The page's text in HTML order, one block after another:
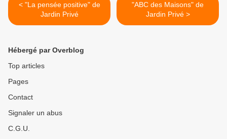
< "La pensée positive" de
Jardin Privé
"ABC des Maisons" de
Jardin Privé >
Hébergé par Overblog
Top articles
Pages
Contact
Signaler un abus
C.G.U.